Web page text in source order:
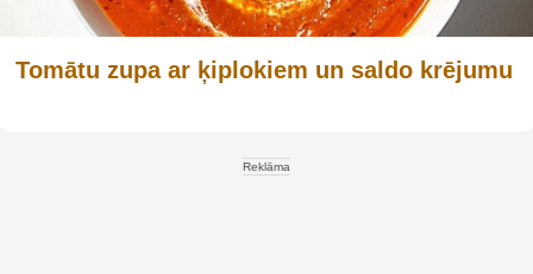
Tomātu zupa ar ķiplokiem un saldo krējumu
Reklāma